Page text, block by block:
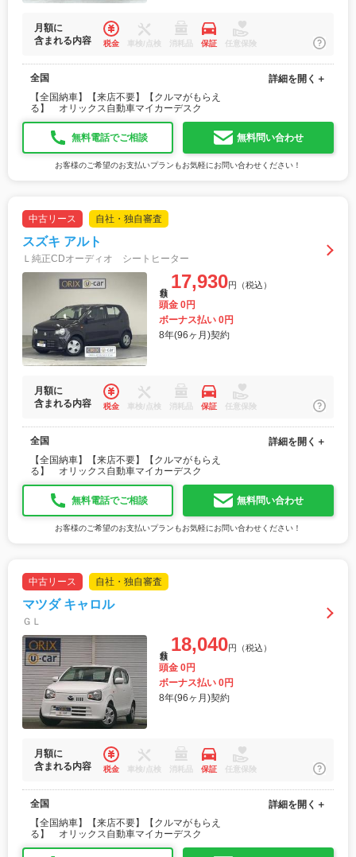
月額に
含まれる内容
税金 車検/点検 消耗品 保証 任意保険
全国
【全国納車】【来店不要】【クルマがもらえ
る】 オリックス自動車マイカーデスク
詳細を開く＋
無料電話でご相談 無料問い合わせ
お客様のご希望のお支払いプランもお気軽にお問い合わせください！
中古リース 自社・独自審査
スズキ アルト
Ｌ純正CDオーディオ シートヒーター
17,930円（税込）
頭金 0円
ボーナス払い 0円
8年(96ヶ月)契約
月額に
含まれる内容
税金 車検/点検 消耗品 保証 任意保険
全国
【全国納車】【来店不要】【クルマがもらえ
る】 オリックス自動車マイカーデスク
詳細を開く＋
無料電話でご相談 無料問い合わせ
お客様のご希望のお支払いプランもお気軽にお問い合わせください！
中古リース 自社・独自審査
マツダ キャロル
ＧＬ
18,040円（税込）
頭金 0円
ボーナス払い 0円
8年(96ヶ月)契約
月額に
含まれる内容
税金 車検/点検 消耗品 保証 任意保険
全国
【全国納車】【来店不要】【クルマがもらえ
る】 オリックス自動車マイカーデスク
詳細を開く＋